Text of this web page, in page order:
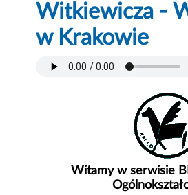
Witkiewicza -
w Krakowie
Witamy w serwisie